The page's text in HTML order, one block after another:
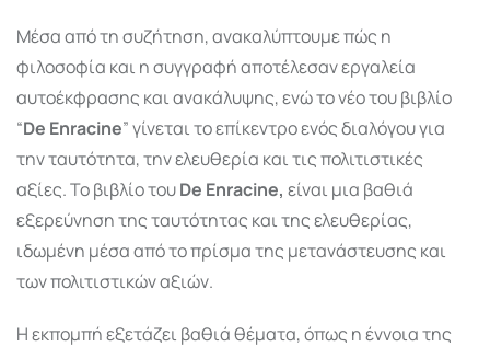
Μέσα από τη συζήτηση, ανακαλύπτουμε πώς η
φιλοσοφία και η συγγραφή αποτέλεσαν εργαλεία
αυτοέκφρασης και ανακάλυψης, ενώ το νέο του βιβλίο
“De Enracine” γίνεται το επίκεντρο ενός διαλόγου για
την ταυτότητα, την ελευθερία και τις πολιτιστικές
αξίες. Το βιβλίο τουDe Enracine, είναι μια βαθιά
εξερεύνηση της ταυτότητας και της ελευθερίας,
ιδωμένη μέσα από το πρίσμα της μετανάστευσης και
των πολιτιστικών αξιών.
Η εκπομπή εξετάζει βαθιά θέματα, όπως η έννοια της